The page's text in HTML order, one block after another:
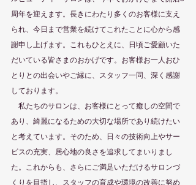
周年を迎えます。長きにわたり多くのお客様に支え
られ、今日まで営業を続けてこれたことに心から感
謝申し上げます。これもひとえに、日頃ご愛顧いた
だいている皆さまのおかげです。お客様お一人おひ
とりとの出会いやご縁に、スタッフ一同、深く感謝
しております。
私たちのサロンは、お客様にとって癒しの空間で
あり、綺麗になるための大切な場所であり続けたい
と考えています。そのため、日々の技術向上やサー
ビスの充実、居心地の良さを追求してまいりまし
た。これからも、さらにご満足いただけるサロンづ
くりを目指し、スタッフの育成や環境の改善に努め